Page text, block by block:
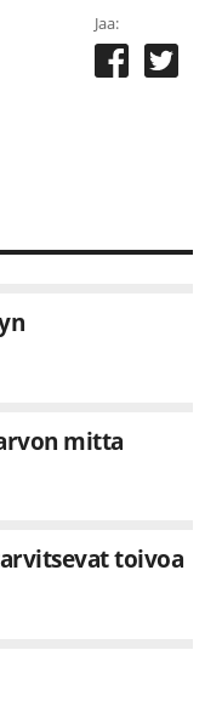
Jaa:
mitta
toivoa